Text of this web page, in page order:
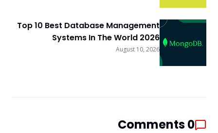
Top 10 Best Database Management
Systems In The World 2026
August 10, 2026
0
Comments